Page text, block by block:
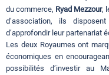
du commerce, Ryad Mezzour,
d’association, ils
d’approfondir leur partenariat
Les deux Royaumes ont
économiques en
possibilités d’investir au